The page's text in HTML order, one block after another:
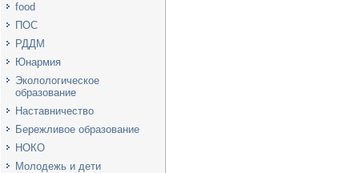
food
ПОС
РДДМ
Юнармия
Эколологическое
образование
Наставничество
Бережливое образование
НОКО
Молодежь и дети